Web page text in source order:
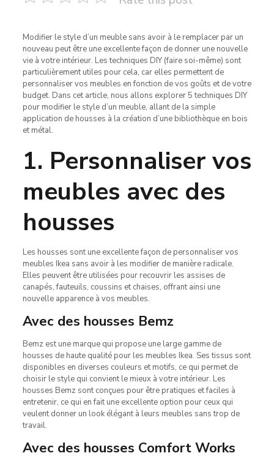
Modifier le style d’un meuble sans avoir à le remplacer par un
nouveau peut être une excellente façon de donner une nouvelle
vie à votre intérieur. Les techniques DIY (faire soi-même) sont
particulièrement utiles pour cela, car elles permettent de
personnaliser vos meubles en fonction de vos goûts et de votre
budget. Dans cet article, nous allons explorer 5 techniques DIY
pour modifier le style d’un meuble, allant de la simple
application de housses à la création d’une bibliothèque en bois
et métal.
1. Personnaliser vos
meubles avec des
housses
Les housses sont une excellente façon de personnaliser vos
meubles Ikea sans avoir à les modifier de manière radicale.
Elles peuvent être utilisées pour recouvrir les assises de
canapés, fauteuils, coussins et chaises, offrant ainsi une
nouvelle apparence à vos meubles.
Avec des housses Bemz
Bemz est une marque qui propose une large gamme de
housses de haute qualité pour les meubles Ikea. Ses tissus sont
disponibles en diverses couleurs et motifs, ce qui permet de
choisir le style qui convient le mieux à votre intérieur. Les
housses Bemz sont conçues pour être pratiques et faciles à
entretenir, ce qui en fait une excellente option pour ceux qui
veulent donner un look élégant à leurs meubles sans trop de
travail.
Avec des housses Comfort Works